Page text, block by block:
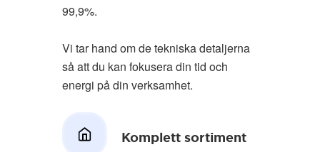
99,9%.
Vi tar hand om de tekniska detaljerna
så att du kan fokusera din tid och
energi på din verksamhet.
Komplett sortiment